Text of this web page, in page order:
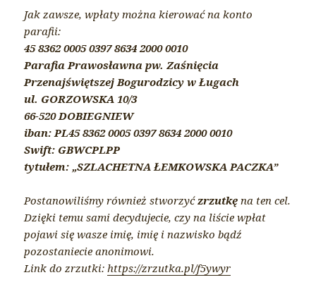
Jak zawsze, wpłaty można kierować na konto
parafii:
45 8362 0005 0397 8634 2000 0010
Parafia Prawosławna pw. Zaśnięcia
Przenajświętszej Bogurodzicy w Ługach
ul. GORZOWSKA 10/3
66-520 DOBIEGNIEW
iban: PL45 8362 0005 0397 8634 2000 0010
Swift: GBWCPLPP
tytułem: „SZLACHETNA ŁEMKOWSKA PACZKA”
Postanowiliśmy również stworzyćzrzutkę na ten cel.
Dzięki temu sami decydujecie, czy na liście wpłat
pojawi się wasze imię, imię i nazwisko bądź
pozostaniecie anonimowi.
Link do zrzutki:https://zrzutka.pl/f5ywyr